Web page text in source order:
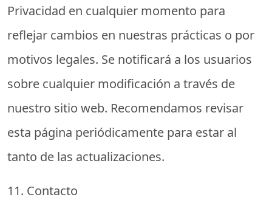
Privacidad en cualquier momento para
reflejar cambios en nuestras prácticas o por
motivos legales. Se notificará a los usuarios
sobre cualquier modificación a través de
nuestro sitio web. Recomendamos revisar
esta página periódicamente para estar al
tanto de las actualizaciones.
11. Contacto